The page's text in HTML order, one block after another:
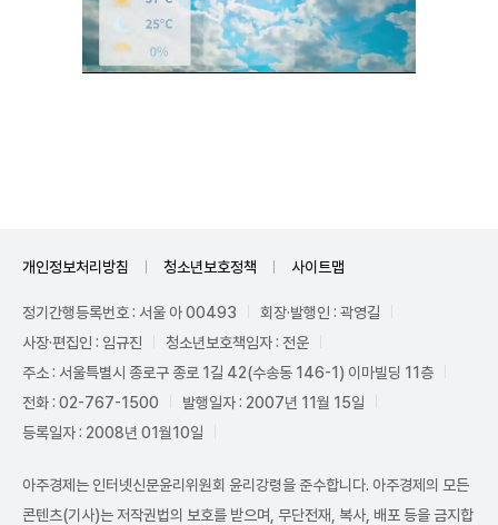
개인정보처리방침 청소년보호정책 사이트맵
정기간행등록번호 : 서울 아 00493
회장·발행인 : 곽영길
사장·편집인 : 임규진
청소년보호책임자 : 전운
주소 : 서울특별시 종로구 종로 1길 42(수송동 146-1) 이마빌딩 11층
전화 : 02-767-1500
발행일자 : 2007년 11월 15일
등록일자 : 2008년 01월10일
아주경제는 인터넷신문윤리위원회 윤리강령을 준수합니다. 아주경제의 모든
콘텐츠(기사)는 저작권법의 보호를 받으며, 무단전재, 복사, 배포 등을 금지합